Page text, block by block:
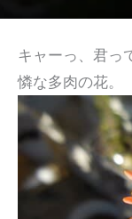
キャーっ、君っ
憐な多肉の花。